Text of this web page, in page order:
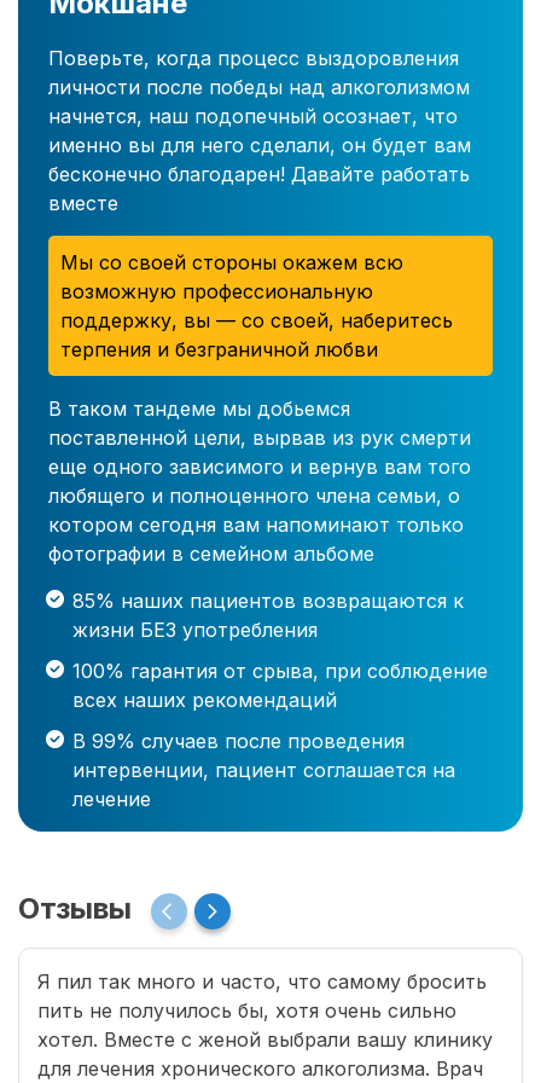
Поверьте, когда процесс выздоровления
личности после победы над алкоголизмом
начнется, наш подопечный осознает, что
именно вы для него сделали, он будет вам
бесконечно благодарен! Давайте работать
вместе
Мы со своей стороны окажем всю
возможную профессиональную
поддержку, вы — со своей, наберитесь
терпения и безграничной любви
В таком тандеме мы добьемся
поставленной цели, вырвав из рук смерти
еще одного зависимого и вернув вам того
любящего и полноценного члена семьи, о
котором сегодня вам напоминают только
фотографии в семейном альбоме
85% наших пациентов возвращаются к
жизни БЕЗ употребления
100% гарантия от срыва, при соблюдение
всех наших рекомендаций
В 99% случаев после проведения
интервенции, пациент соглашается на
лечение
Отзывы
Я пил так много и часто, что самому бросить
пить не получилось бы, хотя очень сильно
хотел. Вместе с женой выбрали вашу клинику
для лечения хронического алкоголизма. Врач